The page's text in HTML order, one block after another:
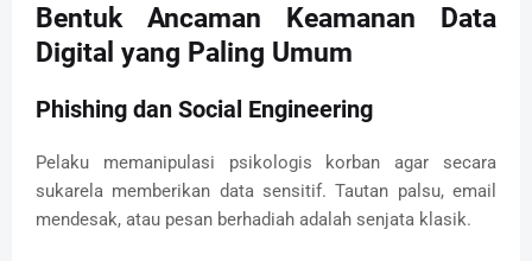
Bentuk Ancaman Keamanan Data
Digital yang Paling Umum
Phishing dan Social Engineering
Pelaku memanipulasi psikologis korban agar secara
sukarela memberikan data sensitif. Tautan palsu, email
mendesak, atau pesan berhadiah adalah senjata klasik.